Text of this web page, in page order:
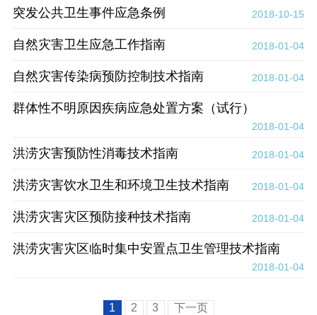
突发公共卫生事件应急条例 2018-10-15
自然灾害卫生应急工作指南 2018-01-04
自然灾害传染病预防控制技术指南 2018-01-04
群体性不明原因疾病应急处置方案（试行）
2018-01-04
洪涝灾害预防性消毒技术指南 2018-01-04
洪涝灾害饮水卫生和环境卫生技术指南 2018-01-04
洪涝灾害灾区预防接种技术指南 2018-01-04
洪涝灾害灾区临时集中安置点卫生管理技术指南
2018-01-04
1 2 3 下一页